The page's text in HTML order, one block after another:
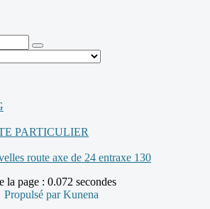
PARTICULIER
route axe de 24 entraxe 130
la page : 0.072 secondes
Propulsé parKunena